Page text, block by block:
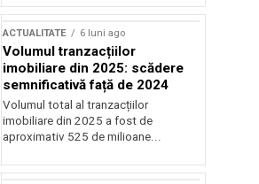
ACTUALITATE 6 luni ago
Volumul tranzacțiilor
imobiliare din 2025: scădere
semnificativă față de 2024
Volumul total al tranzacțiilor
imobiliare din 2025 a fost de
aproximativ 525 de milioane...